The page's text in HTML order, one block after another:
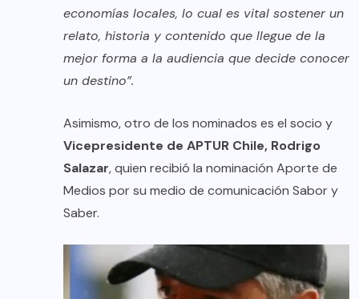
economías locales, lo cual es vital sostener un
relato, historia y contenido que llegue de la
mejor forma a la audiencia que decide conocer
un destino”.
Asimismo, otro de los nominados es el socio y
Vicepresidente de APTUR Chile, Rodrigo
Salazar, quien recibió la nominación Aporte de
Medios por su medio de comunicación Sabor y
Saber.